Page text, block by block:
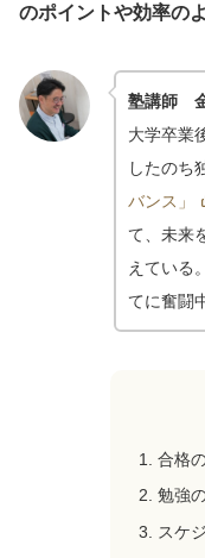
のポイントや効率の
塾講師 金
大学卒業
したのち
バンス」
て、未来
えている
てに奮闘
合格
勉強
スケ